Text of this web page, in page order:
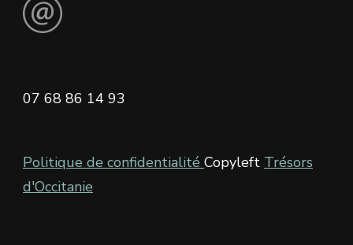
07 68 86 14 93
Politique de confidentialité Copyleft Trésors
d'Occitanie